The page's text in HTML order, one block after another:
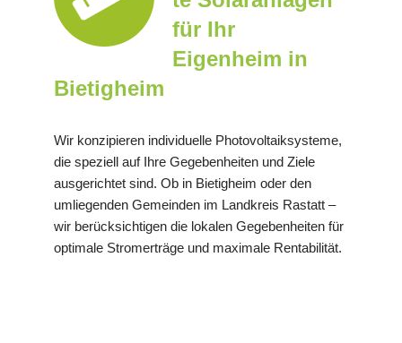
für Ihr
Eigenheim in
Bietigheim
Wir konzipieren individuelle Photovoltaiksysteme,
die speziell auf Ihre Gegebenheiten und Ziele
ausgerichtet sind. Ob in Bietigheim oder den
umliegenden Gemeinden im Landkreis Rastatt –
wir berücksichtigen die lokalen Gegebenheiten für
optimale Stromerträge und maximale Rentabilität.